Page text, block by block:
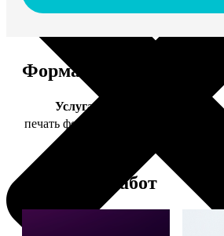
Форматы и цены
Услуга
печать фото 20х30
Примеры работ